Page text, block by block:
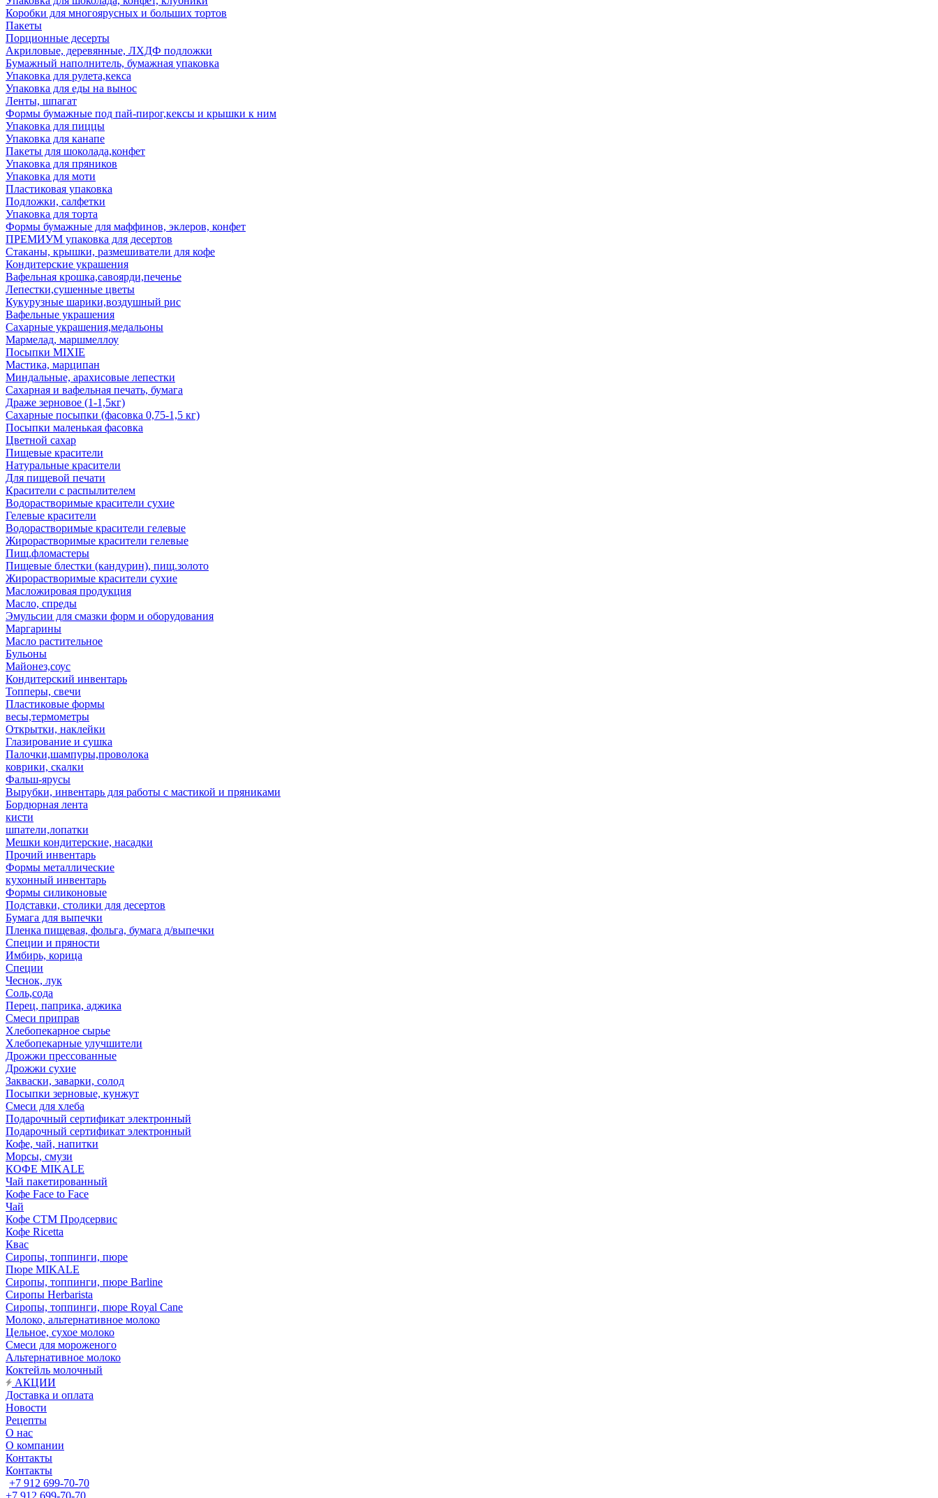
Коробки для многоярусных и больших тортов
Пакеты
Порционные десерты
Акриловые, деревянные, ЛХДФ подложки
Бумажный наполнитель, бумажная упаковка
Упаковка для рулета,кекса
Упаковка для еды на вынос
Ленты, шпагат
Формы бумажные под пай-пирог,кексы и крышки к ним
Упаковка для пиццы
Упаковка для канапе
Пакеты для шоколада,конфет
Упаковка для пряников
Упаковка для моти
Пластиковая упаковка
Подложки, салфетки
Упаковка для торта
Формы бумажные для маффинов, эклеров, конфет
ПРЕМИУМ упаковка для десертов
Стаканы, крышки, размешиватели для кофе
Кондитерские украшения
Вафельная крошка,савоярди,печенье
Лепестки,сушенные цветы
Кукурузные шарики,воздушный рис
Вафельные украшения
Сахарные украшения,медальоны
Мармелад, маршмеллоу
Посыпки MIXIE
Мастика, марципан
Миндальные, арахисовые лепестки
Сахарная и вафельная печать, бумага
Драже зерновое (1-1,5кг)
Сахарные посыпки (фасовка 0,75-1,5 кг)
Посыпки маленькая фасовка
Цветной сахар
Пищевые красители
Натуральные красители
Для пищевой печати
Красители с распылителем
Водорастворимые красители сухие
Гелевые красители
Водорастворимые красители гелевые
Жирорастворимые красители гелевые
Пищ.фломастеры
Пищевые блестки (кандурин), пищ.золото
Жирорастворимые красители сухие
Масложировая продукция
Масло, спреды
Эмульсии для смазки форм и оборудования
Маргарины
Масло растительное
Бульоны
Майонез,соус
Кондитерский инвентарь
Топперы, свечи
Пластиковые формы
весы,термометры
Открытки, наклейки
Глазирование и сушка
Палочки,шампуры,проволока
коврики, скалки
Фальш-ярусы
Вырубки, инвентарь для работы с мастикой и пряниками
Бордюрная лента
кисти
шпатели,лопатки
Мешки кондитерские, насадки
Прочий инвентарь
Формы металлические
кухонный инвентарь
Формы силиконовые
Подставки, столики для десертов
Бумага для выпечки
Пленка пищевая, фольга, бумага д/выпечки
Специи и пряности
Имбирь, корица
Специи
Чеснок, лук
Соль,сода
Перец, паприка, аджика
Смеси приправ
Хлебопекарное сырье
Хлебопекарные улучшители
Дрожжи прессованные
Дрожжи сухие
Закваски, заварки, солод
Посыпки зерновые, кунжут
Смеси для хлеба
Подарочный сертификат электронный
Подарочный сертификат электронный
Кофе, чай, напитки
Морсы, смузи
КОФЕ MIKALE
Чай пакетированный
Кофе Face to Face
Чай
Кофе СТМ Продсервис
Кофе Ricetta
Квас
Сиропы, топпинги, пюре
Пюре MIKALE
Сиропы, топпинги, пюре Barline
Сиропы Herbarista
Сиропы, топпинги, пюре Royal Cane
Молоко, альтернативное молоко
Цельное, сухое молоко
Смеси для мороженого
Альтернативное молоко
Коктейль молочный
АКЦИИ
Доставка и оплата
Новости
Рецепты
О нас
О компании
Контакты
Контакты
+7 912 699-70-70
+7 912 699-70-70